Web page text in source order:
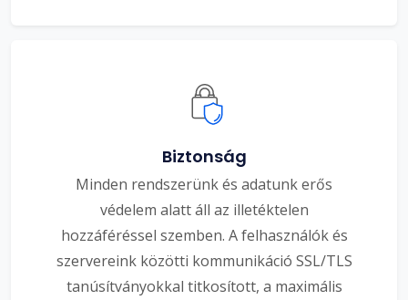
Biztonság
Minden rendszerünk és adatunk erős
védelem alatt áll az illetéktelen
hozzáféréssel szemben. A felhasználók és
szervereink közötti kommunikáció SSL/TLS
tanúsítványokkal titkosított, a maximális